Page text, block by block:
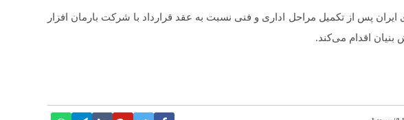
پس از تکمیل مراحل اداری و فنی نسبت به عقد قرارداد با شرکت بارمان افزار
بنیان اقدام می‌کند.